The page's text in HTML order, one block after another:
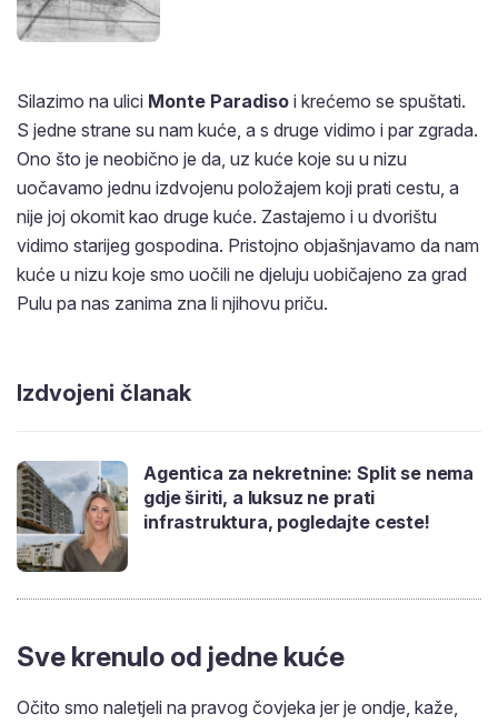
Silazimo na ulici Monte Paradiso i krećemo se spuštati.
S jedne strane su nam kuće, a s druge vidimo i par zgrada.
Ono što je neobično je da, uz kuće koje su u nizu
uočavamo jednu izdvojenu položajem koji prati cestu, a
nije joj okomit kao druge kuće. Zastajemo i u dvorištu
vidimo starijeg gospodina. Pristojno objašnjavamo da nam
kuće u nizu koje smo uočili ne djeluju uobičajeno za grad
Pulu pa nas zanima zna li njihovu priču.
Izdvojeni članak
Agentica za nekretnine: Split se nema
gdje širiti, a luksuz ne prati
infrastruktura, pogledajte ceste!
Sve krenulo od jedne kuće
Očito smo naletjeli na pravog čovjeka jer je ondje, kaže,